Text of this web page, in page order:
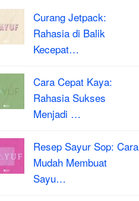
Curang Jetpack:
Rahasia di Balik
Kecepat…
Cara Cepat Kaya:
Rahasia Sukses
Menjadi …
Resep Sayur Sop: Cara
Mudah Membuat
Sayu…